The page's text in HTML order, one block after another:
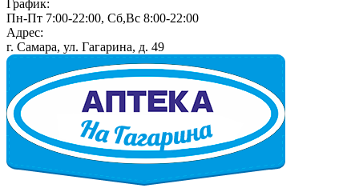
График:
Пн-Пт 7:00-22:00, Сб,Вс 8:00-22:00
Адрес:
г. Самара, ул. Гагарина, д. 49